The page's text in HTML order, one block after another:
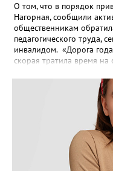
О том, что в порядок
Нагорная, сообщили
общественникам
педагогического труда,
инвалидом. «Дорога
скорая тратила время на
однажды реанимация не
Жители писали в
пытались
– рассказали в ОНФ.
они добились, чтобы
этого потребовалось